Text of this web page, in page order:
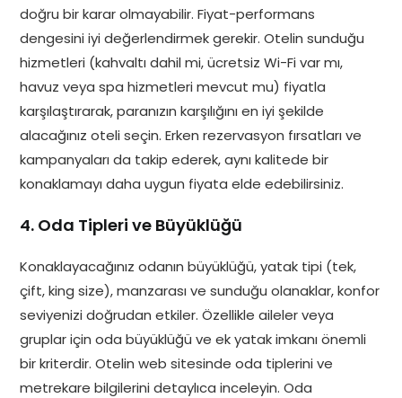
doğru bir karar olmayabilir. Fiyat-performans
dengesini iyi değerlendirmek gerekir. Otelin sunduğu
hizmetleri (kahvaltı dahil mi, ücretsiz Wi-Fi var mı,
havuz veya spa hizmetleri mevcut mu) fiyatla
karşılaştırarak, paranızın karşılığını en iyi şekilde
alacağınız oteli seçin. Erken rezervasyon fırsatları ve
kampanyaları da takip ederek, aynı kalitede bir
konaklamayı daha uygun fiyata elde edebilirsiniz.
4. Oda Tipleri ve Büyüklüğü
Konaklayacağınız odanın büyüklüğü, yatak tipi (tek,
çift, king size), manzarası ve sunduğu olanaklar, konfor
seviyenizi doğrudan etkiler. Özellikle aileler veya
gruplar için oda büyüklüğü ve ek yatak imkanı önemli
bir kriterdir. Otelin web sitesinde oda tiplerini ve
metrekare bilgilerini detaylıca inceleyin. Oda